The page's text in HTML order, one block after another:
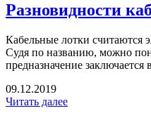
Разновидности
Кабельные лотки считаются
Судя по названию, можно
предназначение заключается
09.12.2019
Читать далее